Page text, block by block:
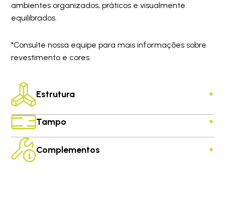
ambientes organizados, práticos e visualmente
equilibrados.
*Consulte nossa equipe para mais informações sobre
revestimento e cores.
Estrutura
Tampo
Complementos